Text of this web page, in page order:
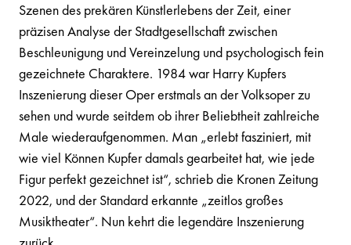
Szenen des prekären Künstlerlebens der Zeit, einer
präzisen Analyse der Stadtgesellschaft zwischen
Beschleunigung und Vereinzelung und psychologisch fein
gezeichnete Charaktere. 1984 war Harry Kupfers
Inszenierung dieser Oper erstmals an der Volksoper zu
sehen und wurde seitdem ob ihrer Beliebtheit zahlreiche
Male wiederaufgenommen. Man „erlebt fasziniert, mit
wie viel Können Kupfer damals gearbeitet hat, wie jede
Figur perfekt gezeichnet ist“, schrieb die Kronen Zeitung
2022, und der Standard erkannte „zeitlos großes
Musiktheater“. Nun kehrt die legendäre Inszenierung